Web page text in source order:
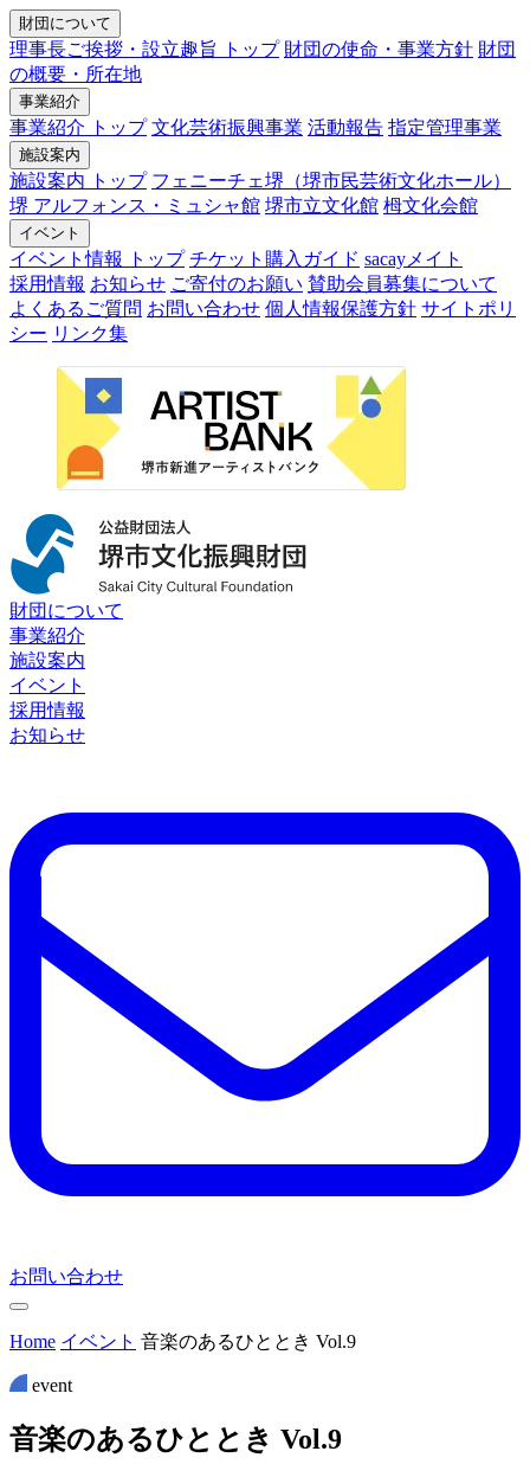
財団について
理事長ご挨拶・設立趣旨 トップ 財団の使命・事業方針 財団
の概要・所在地
事業紹介
事業紹介 トップ 文化芸術振興事業 活動報告 指定管理事業
施設案内
施設案内 トップ フェニーチェ堺（堺市民芸術文化ホール）
堺 アルフォンス・ミュシャ館 堺市立文化館 栂文化会館
イベント
イベント情報 トップ チケット購入ガイド sacayメイト
採用情報 お知らせ ご寄付のお願い 賛助会員募集について
よくあるご質問 お問い合わせ 個人情報保護方針 サイトポリ
シー リンク集
財団について
事業紹介
施設案内
イベント
採用情報
お知らせ
お問い合わせ
Home イベント 音楽のあるひととき Vol.9
event
音楽のあるひと と き Vol.9